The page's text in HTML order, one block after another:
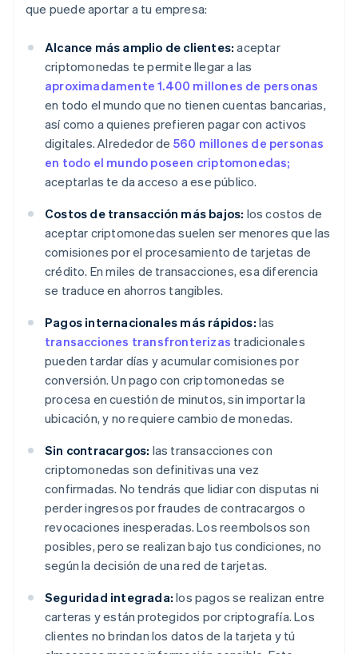
que puede aportar a tu empresa:
Alcance más amplio de clientes: aceptar
criptomonedas te permite llegar a las
aproximadamente 1.400 millones de personas
en todo el mundo que no tienen cuentas bancarias,
así como a quienes prefieren pagar con activos
digitales. Alrededor de 560 millones de personas
en todo el mundo poseen criptomonedas;
aceptarlas te da acceso a ese público.
Costos de transacción más bajos: los costos de
aceptar criptomonedas suelen ser menores que las
comisiones por el procesamiento de tarjetas de
crédito. En miles de transacciones, esa diferencia
se traduce en ahorros tangibles.
Pagos internacionales más rápidos: las
transacciones transfronterizas tradicionales
pueden tardar días y acumular comisiones por
conversión. Un pago con criptomonedas se
procesa en cuestión de minutos, sin importar la
ubicación, y no requiere cambio de monedas.
Sin contracargos: las transacciones con
criptomonedas son definitivas una vez
confirmadas. No tendrás que lidiar con disputas ni
perder ingresos por fraudes de contracargos o
revocaciones inesperadas. Los reembolsos son
posibles, pero se realizan bajo tus condiciones, no
según la decisión de una red de tarjetas.
Seguridad integrada: los pagos se realizan entre
carteras y están protegidos por criptografía. Los
clientes no brindan los datos de la tarjeta y tú